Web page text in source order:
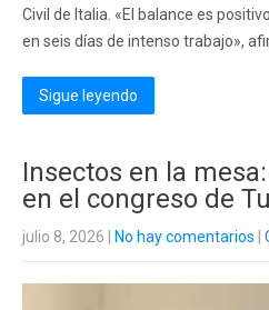
Civil de Italia. «El balance es
en seis días de intenso trabajo»,
Sigue leyendo
Insectos en la
en el congreso de
julio 8, 2026 No hay comentarios